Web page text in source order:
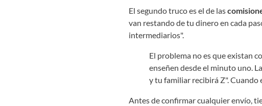
El segundo truco es el de las
van restando de tu dinero en cada
intermediarios".
El problema no es que existan
enseñen desde el minuto uno.
y tu familiar recibirá Z". Cuando
Antes de confirmar cualquier envío,